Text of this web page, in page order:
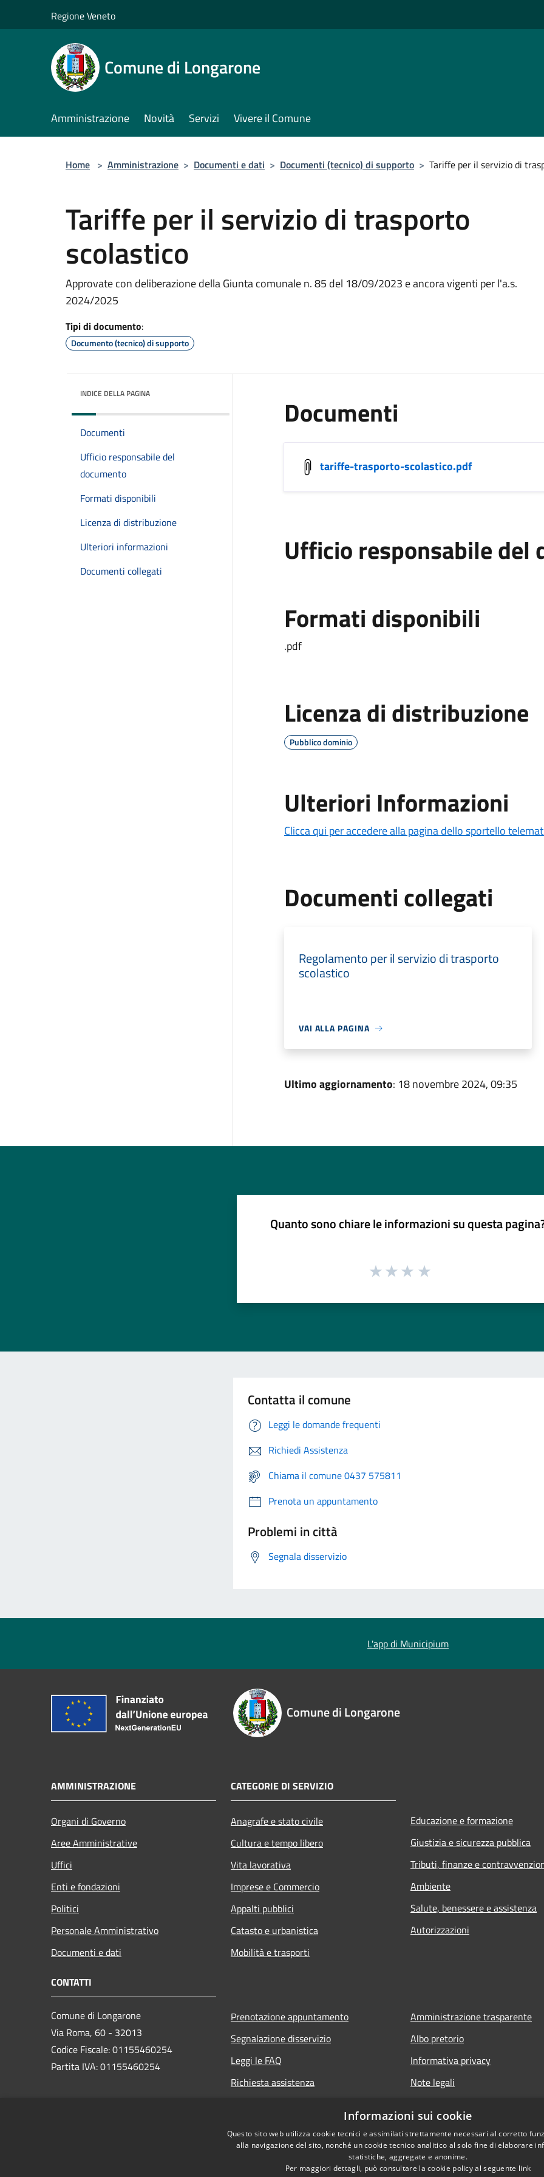
Regione Veneto
Comune di Longarone
Amministrazione Novità Servizi Vivere il Comune
Home > Amministrazione > Documenti e dati > Documenti (tecnico) di supporto > Tariffe per il servizio di
Tariffe per il servizio di trasporto
scolastico
Approvate con deliberazione della Giunta comunale n. 85 del 18/09/2023 e ancora vigenti per l'a.s.
2024/2025
Tipi di documento:
Documento (tecnico) di supporto
INDICE DELLA PAGINA
Documenti
Ufficio responsabile del
documento
Formati disponibili
Licenza di distribuzione
Ulteriori informazioni
Documenti collegati
Documenti
tariffe-trasporto-scolastico.pdf
Ufficio responsabile del
Formati disponibili
.pdf
Licenza di distribuzione
Pubblico dominio
Ulteriori Informazioni
Clicca qui per accedere alla pagina dello sportello
Documenti collegati
Regolamento per il servizio di trasporto
scolastico
VAI ALLA PAGINA
Ultimo aggiornamento: 18 novembre 2024, 09:35
Quanto sono chiare le informazioni su questa
Contatta il comune
Leggi le domande frequenti
Richiedi Assistenza
Chiama il comune 0437 575811
Prenota un appuntamento
Problemi in città
Segnala disservizio
L'app di Municipium
Comune di Longarone
AMMINISTRAZIONE
Organi di Governo
Aree Amministrative
Uffici
Enti e fondazioni
Politici
Personale Amministrativo
Documenti e dati
CATEGORIE DI SERVIZIO
Anagrafe e stato civile
Cultura e tempo libero
Vita lavorativa
Imprese e Commercio
Appalti pubblici
Catasto e urbanistica
Mobilità e trasporti
Educazione e formazione
Giustizia e sicurezza pubblica
Tributi, finanze e
Ambiente
Salute, benessere e assistenza
Autorizzazioni
CONTATTI
Comune di Longarone
Via Roma, 60 - 32013
Codice Fiscale: 01155460254
Partita IVA: 01155460254
Prenotazione appuntamento
Segnalazione disservizio
Leggi le FAQ
Richiesta assistenza
Amministrazione trasparente
Albo pretorio
Informativa privacy
Note legali
Informazioni sui cookie
Questo sito web utilizza cookie tecnici e assimilati strettamente necessari al corretto
alla navigazione del sito, nonché un cookie tecnico analitico al solo fine di elaborare
statistiche, aggregate e anonime.
Per maggiori dettagli, può consultare la cookie policy al seguente link